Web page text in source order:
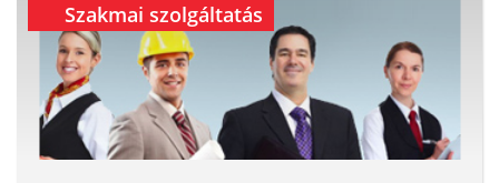
Szakmai szolgáltatás